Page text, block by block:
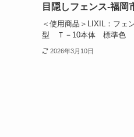
目隠しフェンス-福岡
＜使用商品＞LIXIL：フ
型 Ｔ－10本体 標準色
2026年3月10日